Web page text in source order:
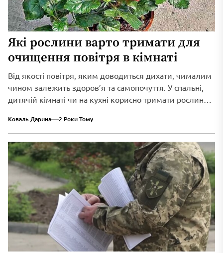
Які рослини варто тримати для
очищення повітря в кімнаті
Від якості повітря, яким доводиться дихати, чималим
чином залежить здоров’я та самопочуття. У спальні,
дитячій кімнаті чи на кухні корисно тримати рослини,
таким чином покращують атмосферу в приміщенні.
Коваль Дарина 2 Роки Тому